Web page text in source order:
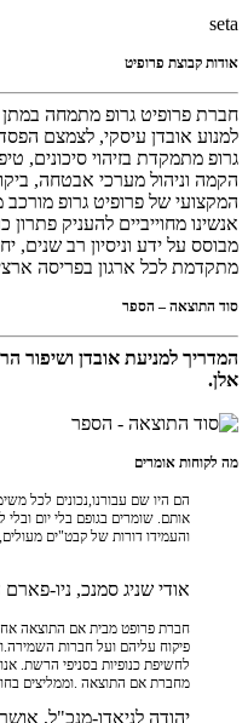
seta
אודות קבוצת פרופיט
חברת פרופיט גרופ מתמחה במתן
למנוע אובדן עיסקי, לצמצם
גרופ מתמקדת בזיהוי סיכונים,
הקמה וניהול מערכי אבטחה,
המקצועי של פרופיט גרופ
אנשינו מחוייביים להעניק פתרון
מבוסס על ידע וניסיון רב שנים,
מתקדמת לכל ארגון בפריסה
סוד התוצאה – הספר
המדריך למניעת אובדן ושיפור
אלן.
מה לקוחות אומרים
הם היו שם עבורנו,נכונים לכל
אותם. שומרים בגופם בלי יום ובלי
והעמידו דורות של קבט"ים
אודי שניג סמנכ, ניו-
חברת פרופט מבית אם התוצאה
פיקוח עליהם ועל חברות
לחשיפת כנופיות בסניפי הרשת.
מחברת אם התוצאה .וממליצים
יהודה לניאדו-מנכ"ל,